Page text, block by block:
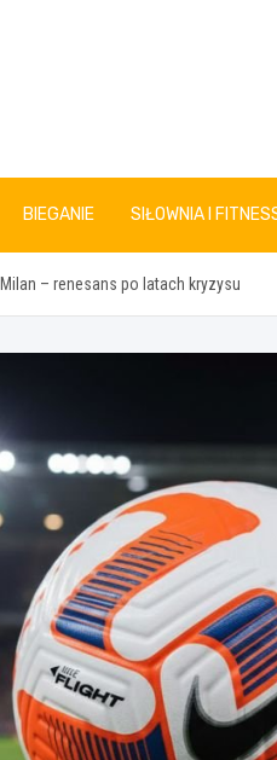
BIEGANIE SIŁOWNIA I
Milan – renesans po latach kryzysu